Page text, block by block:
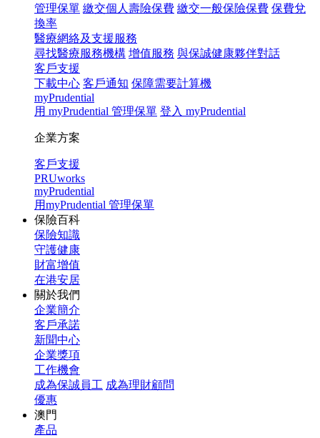
管理保單 繳交個人壽險保費 繳交一般保險保費 保費兌
換率
醫療網絡及支援服務
尋找醫療服務機構 增值服務 與保誠健康夥伴對話
客戶支援
下載中心 客戶通知 保障需要計算機
myPrudential
用 myPrudential 管理保單 登入 myPrudential
企業方案
客戶支援
PRUworks
myPrudential
用myPrudential 管理保單
保險百科
保險知識
守護健康
財富增值
在港安居
關於我們
企業簡介
客戶承諾
新聞中心
企業獎項
工作機會
成為保誠員工 成為理財顧問
優惠
澳門
產品